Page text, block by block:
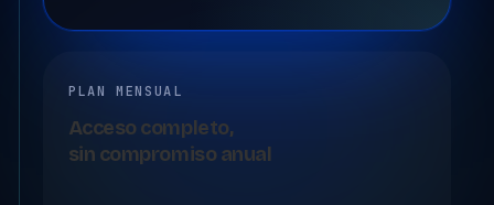
PLAN MENSUAL
Acceso completo,
sin compromiso anual